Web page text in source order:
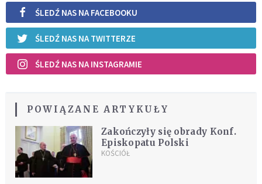
ŚLEDŹ NAS NA FACEBOOKU
ŚLEDŹ NAS NA TWITTERZE
ŚLEDŹ NAS NA INSTAGRAMIE
POWIĄZANE ARTYKUŁY
Zakończyły się obrady Konf.
Episkopatu Polski
KOŚCIÓŁ